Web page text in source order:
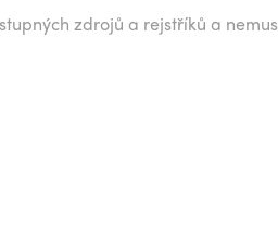
zdrojů a rejstříků a